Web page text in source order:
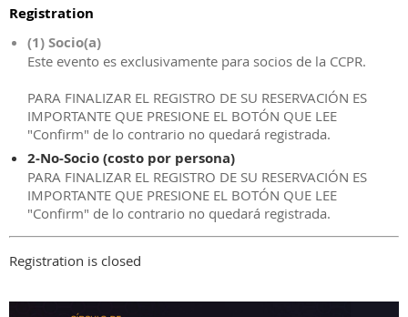
Registration
(1) Socio(a)
Este evento es exclusivamente para socios de la CCPR.
PARA FINALIZAR EL REGISTRO DE SU RESERVACIÓN ES
IMPORTANTE QUE PRESIONE EL BOTÓN QUE LEE
"Confirm" de lo contrario no quedará registrada.
2-No-Socio (costo por persona)
PARA FINALIZAR EL REGISTRO DE SU RESERVACIÓN ES
IMPORTANTE QUE PRESIONE EL BOTÓN QUE LEE
"Confirm" de lo contrario no quedará registrada.
Registration is closed